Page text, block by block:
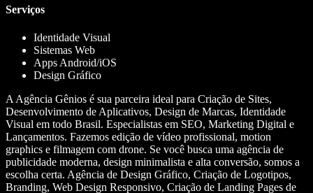
Serviços
Identidade Visual
Sistemas Web
Apps Android/iOS
Design Gráfico
A Agência Gênios é sua parceira ideal para Criação de Sites,
Desenvolvimento de Aplicativos, Design de Marcas, Identidade
Visual em todo Brasil. Especialistas em SEO, Marketing Digital e
Lançamentos. Fazemos edição de vídeo profissional, motion
graphics e filmagem com drone. Se você busca uma agência de
publicidade moderna, design minimalista e alta conversão, somos a
escolha certa. Agência de Design Gráfico, Criação de Logotipos,
Branding, Web Design Responsivo, Criação de Landing Pages de